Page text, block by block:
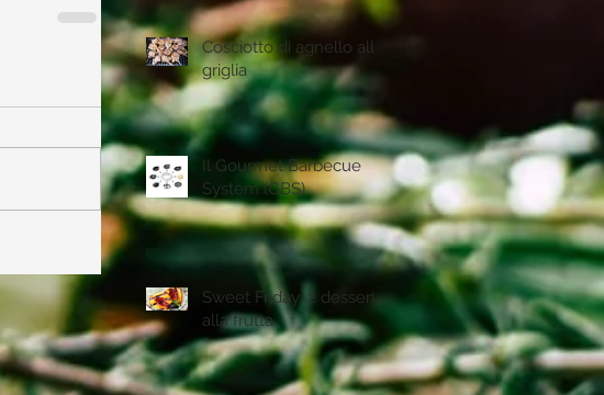
Cosciotto di agnello alla
griglia
Il Gourmet Barbecue
System (GBS)
Sweet Friday: 2 desserts
alla frutta